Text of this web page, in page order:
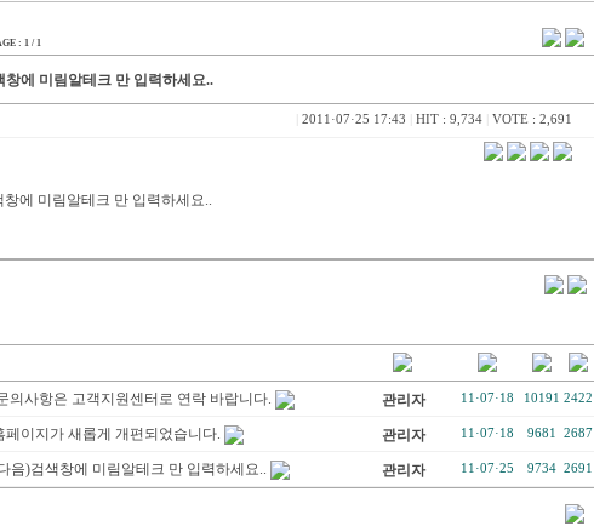
: 1 / 1
에 미림알테크 만 입력하세요..
2011·07·25 17:43 HIT : 9,734 VOTE : 2,691
에 미림알테크 만 입력하세요..
의사항은 고객지원센터로 연락 바랍니다. 관리자 11·07·18 10191 2422
페이지가 새롭게 개편되었습니다. 관리자 11·07·18 9681 2687
음)검색창에 미림알테크 만 입력하세요.. 관리자 11·07·25 9734 2691